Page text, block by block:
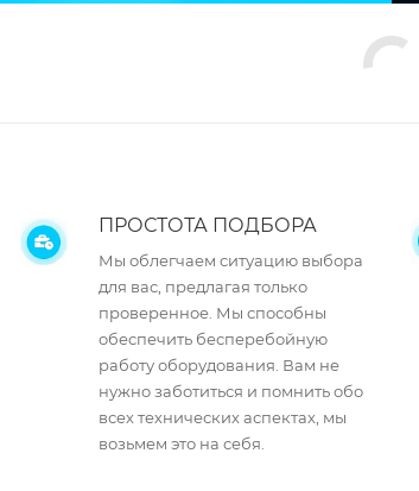
ПРОСТОТА ПОДБОРА
Мы облегчаем ситуацию выбора
для вас, предлагая только
проверенное. Мы способны
обеспечить бесперебойную
работу оборудования. Вам не
нужно заботиться и помнить обо
всех технических аспектах, мы
возьмем это на себя.